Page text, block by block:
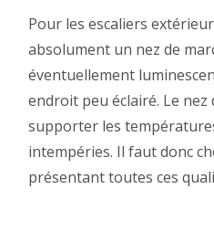
Pour les escaliers
absolument un nez de
éventuellement
endroit peu éclairé. Le
supporter les
intempéries. Il faut donc
présentant toutes ces